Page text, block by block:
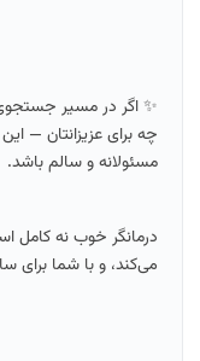
✨ اگر در مسیر
چه برای عزیزانتان —
مسئولانه و سالم باشد.
درمانگر خوب نه کامل
می‌کند، و با شما برای